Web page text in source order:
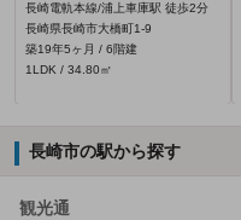
長崎電軌本線/浦上車庫駅 徒歩2分
長崎県長崎市大橋町1-9
築19年5ヶ月 / 6階建
1LDK / 34.80㎡
長崎市の駅から探す
観光通